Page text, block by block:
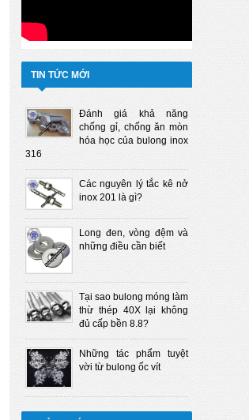
TIN TỨC MỚI
Đánh giá khả năng
chống gỉ, chống ăn mòn
hóa học của bulong inox
316
Các nguyên lý tắc kê nở
inox 201 là gì?
Long đen, vòng đệm và
những điều cần biết
Tại sao bulong móng làm
thừ thép 40X lại không
đủ cấp bền 8.8?
Những tác phẩm tuyệt
vời từ bulong ốc vít